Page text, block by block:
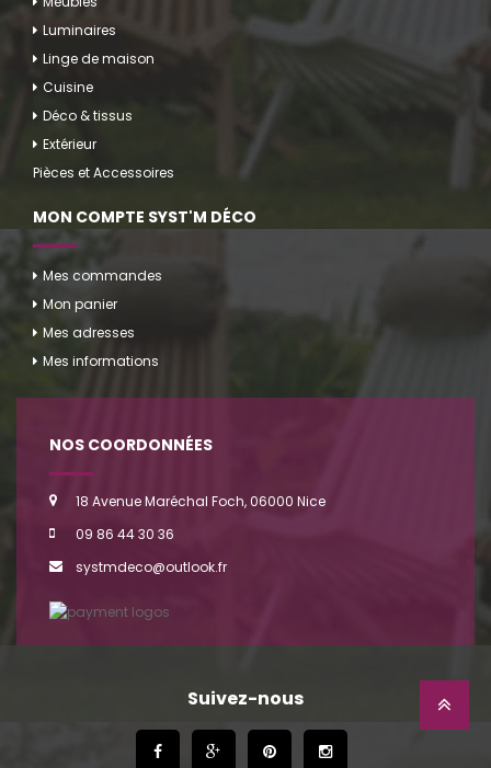
Luminaires
Linge de maison
Cuisine
Déco & tissus
Extérieur
Pièces et Accessoires
MON COMPTE SYST'M DÉCO
Mes commandes
Mon panier
Mes adresses
Mes informations
NOS COORDONNÉES
18 Avenue Maréchal Foch, 06000 Nice
09 86 44 30 36
systmdeco@outlook.fr
Suivez-nous